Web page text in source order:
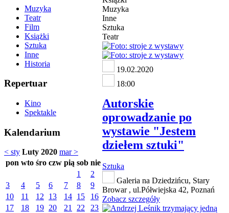
Muzyka
Teatr
Film
Książki
Sztuka
Inne
Historia
Repertuar
Kino
Spektakle
Kalendarium
< sty Luty 2020 mar >
pon wto śro czw pią sob nie
1
2
3
4 5 6 7 8
9
10
11 12 13 14 15
16
17
18 19 20 21 22
23
Muzyka
Inne
Sztuka
Teatr
19.02.2020
18:00
Autorskie
oprowadzanie po
wystawie "Jestem
dziełem sztuki"
Sztuka
Galeria na Dziedzińcu, Stary
Browar , ul.Półwiejska 42, Poznań
Zobacz szczegóły